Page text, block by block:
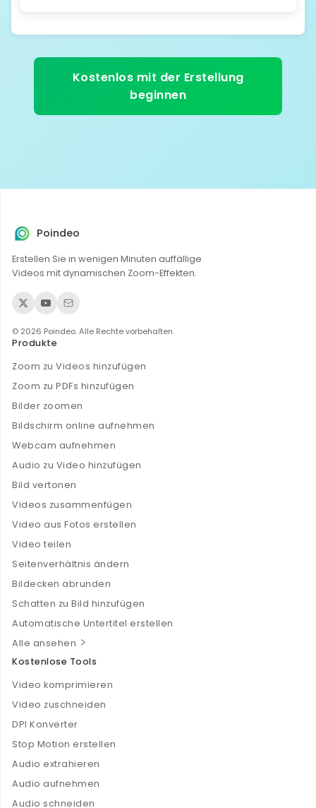
Kostenlos mit der Erstellung
beginnen
Poindeo
Erstellen Sie in wenigen Minuten auffällige
Videos mit dynamischen Zoom-Effekten.
© 2026 Poindeo. Alle Rechte vorbehalten.
Produkte
Zoom zu Videos hinzufügen
Zoom zu PDFs hinzufügen
Bilder zoomen
Bildschirm online aufnehmen
Webcam aufnehmen
Audio zu Video hinzufügen
Bild vertonen
Videos zusammenfügen
Video aus Fotos erstellen
Video teilen
Seitenverhältnis ändern
Bildecken abrunden
Schatten zu Bild hinzufügen
Automatische Untertitel erstellen
Alle ansehen
Kostenlose Tools
Video komprimieren
Video zuschneiden
DPI Konverter
Stop Motion erstellen
Audio extrahieren
Audio aufnehmen
Audio schneiden